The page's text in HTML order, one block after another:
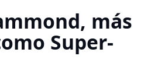
más
Super-